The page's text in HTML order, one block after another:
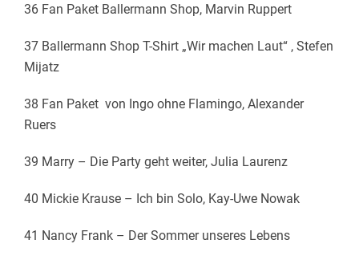
36 Fan Paket Ballermann Shop, Marvin Ruppert
37 Ballermann Shop T-Shirt „Wir machen Laut“ , Stefen
Mijatz
38 Fan Paket von Ingo ohne Flamingo, Alexander
Ruers
39 Marry – Die Party geht weiter, Julia Laurenz
40 Mickie Krause – Ich bin Solo, Kay-Uwe Nowak
41 Nancy Frank – Der Sommer unseres Lebens